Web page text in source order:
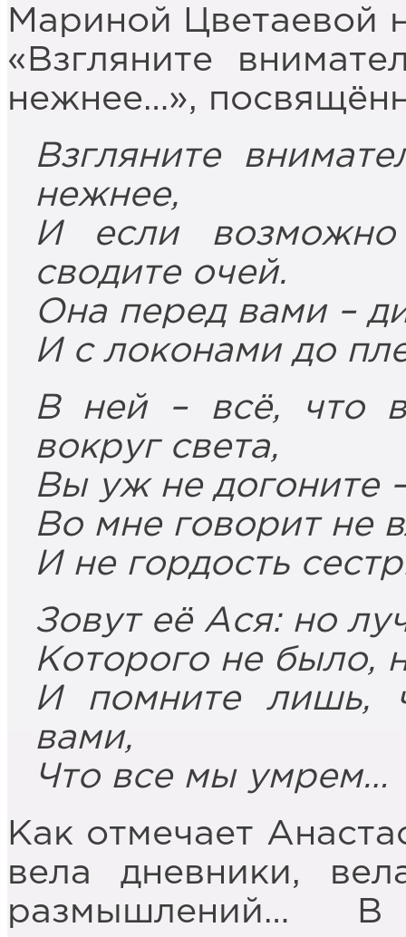
Мариной Цветаевой
«Взгляните
нежнее…»,
Взгляните
нежнее,
И если
сводите очей.
Она перед вами –
И с локонами до
В ней – всё, что
вокруг света,
Вы уж не догоните
Во мне говорит не
И не гордость
Зовут её Ася: но
Которого не было,
И помните лишь,
вами,
Что все мы умрем…
Как отмечает
вела дневники,
размышлений… В